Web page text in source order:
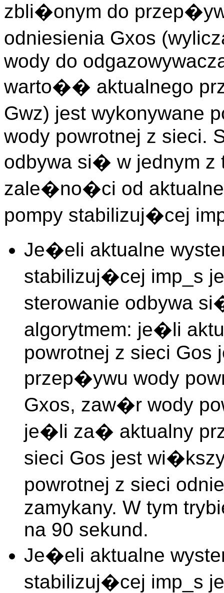
zbli�onym do
odniesienia Gxos
wody do
warto�� aktualnego
Gwz) jest wykonywane
wody powrotnej z sieci.
odbywa si� w jednym z
zale�no�ci od
pompy stabilizuj�cej
Je�eli aktualne
stabilizuj�cej imp_s
sterowanie odbywa
algorytmem: je�li
powrotnej z sieci Gos
przep�ywu wody
Gxos, zaw�r wody
je�li za� aktualny
sieci Gos jest
powrotnej z sieci
zamykany. W tym
na 90 sekund.
Je�eli aktualne
stabilizuj�cej imp_s